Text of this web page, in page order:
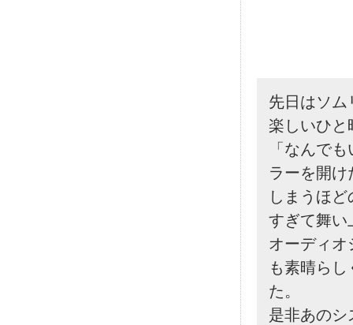
先日はソム
楽しいひと
「なんで
ラーを開
しまうほ
すぎて舞い
オーディオ
も素晴ら
た。
是非あのシ